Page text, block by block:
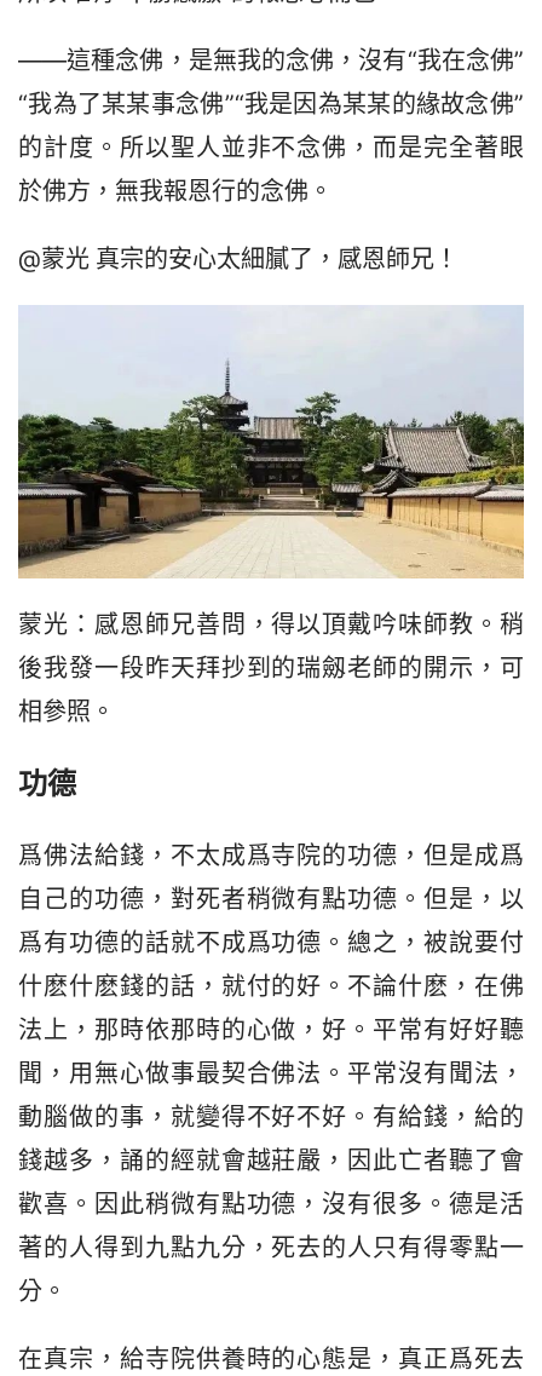
——這種念佛，是無我的念佛，沒有“我在念佛”
“我為了某某事念佛”“我是因為某某的緣故念佛”
的計度。所以聖人並非不念佛，而是完全著眼
於佛方，無我報恩行的念佛。
@蒙光 真宗的安心太細膩了，感恩師兄！
蒙光：感恩師兄善問，得以頂戴吟味師教。稍
後我發一段昨天拜抄到的瑞劔老師的開示，可
相參照。
功德
爲佛法給錢，不太成爲寺院的功德，但是成爲
自己的功德，對死者稍微有點功德。但是，以
爲有功德的話就不成爲功德。總之，被說要付
什麽什麽錢的話，就付的好。不論什麽，在佛
法上，那時依那時的心做，好。平常有好好聽
聞，用無心做事最契合佛法。平常沒有聞法，
動腦做的事，就變得不好不好。有給錢，給的
錢越多，誦的經就會越莊嚴，因此亡者聽了會
歡喜。因此稍微有點功德，沒有很多。德是活
著的人得到九點九分，死去的人只有得零點一
分。
在真宗，給寺院供養時的心態是，真正爲死去